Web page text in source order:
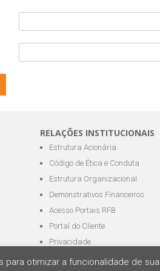
RELAÇÕES INSTITUCIONAIS
Estrutura Acionária
Código de Ética e Conduta
Estrutura Organizacional
Demonstrativos Financeiros
Acesso Portais RFB
Portal do Cliente
Privacidade
para otimizar a funcionalidade de